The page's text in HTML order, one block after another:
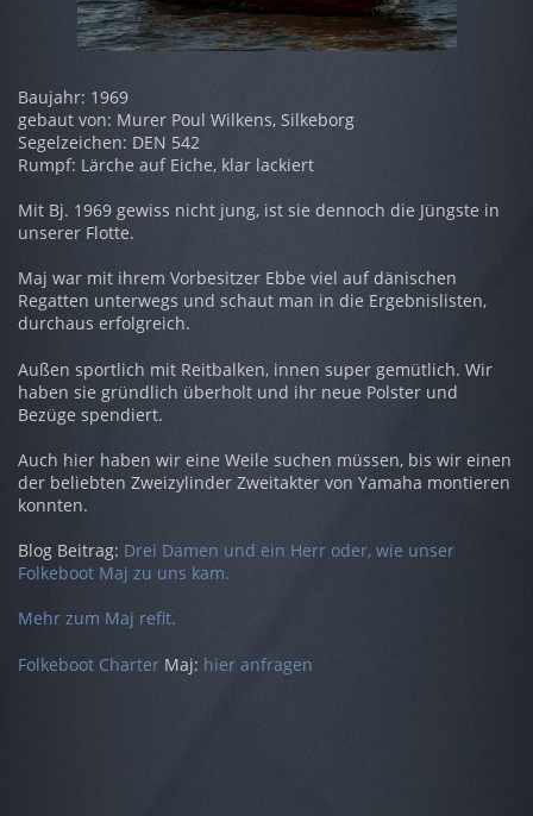
Baujahr: 1969
gebaut von: Murer Poul Wilkens, Silkeborg
Segelzeichen: DEN 542
Rumpf: Lärche auf Eiche, klar lackiert
Mit Bj. 1969 gewiss nicht jung, ist sie dennoch die Jüngste in
unserer Flotte.
Maj war mit ihrem Vorbesitzer Ebbe viel auf dänischen
Regatten unterwegs und schaut man in die Ergebnislisten,
durchaus erfolgreich.
Außen sportlich mit Reitbalken, innen super gemütlich. Wir
haben sie gründlich überholt und ihr neue Polster und
Bezüge spendiert.
Auch hier haben wir eine Weile suchen müssen, bis wir einen
der beliebten Zweizylinder Zweitakter von Yamaha montieren
konnten.
Blog Beitrag: Drei Damen und ein Herr oder, wie unser
Folkeboot Maj zu uns kam.
Mehr zum Maj refit.
Folkeboot Charter Maj: hier anfragen